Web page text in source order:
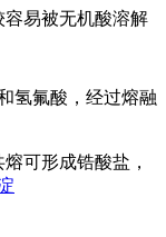
易被无机酸溶解
氢氟酸，经过熔融
可形成锆酸盐，